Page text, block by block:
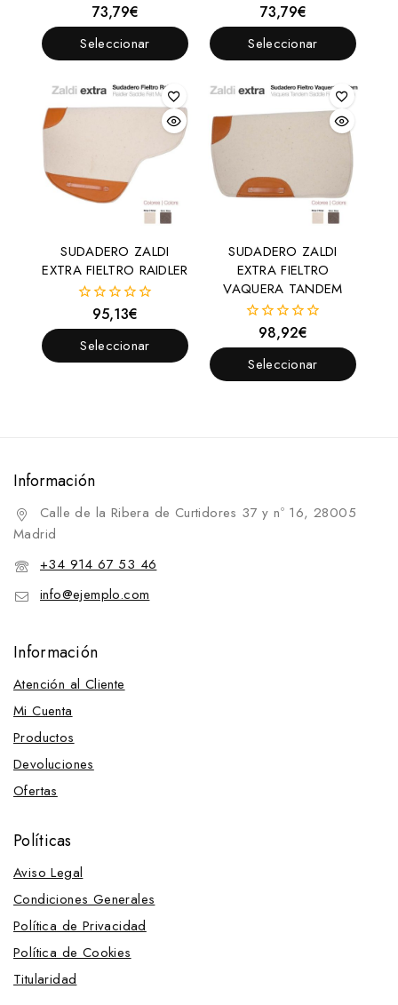
fuera
de
5
73,79€
Seleccionar
fuera
de
5
73,79€
Seleccionar
SUDADERO ZALDI
EXTRA FIELTRO RAIDLER
fuera
de
95,13€
Seleccionar
SUDADERO ZALDI
EXTRA FIELTRO
VAQUERA TANDEM
fuera
de
98,92€
Seleccionar
Información
Calle de la Ribera de Curtidores 37 y nº 16, 28005
Madrid
+34 914 67 53 46
info@ejemplo.com
Información
Atención al Cliente
Mi Cuenta
Productos
Devoluciones
Ofertas
Políticas
Aviso Legal
Condiciones Generales
Política de Privacidad
Política de Cookies
Titularidad